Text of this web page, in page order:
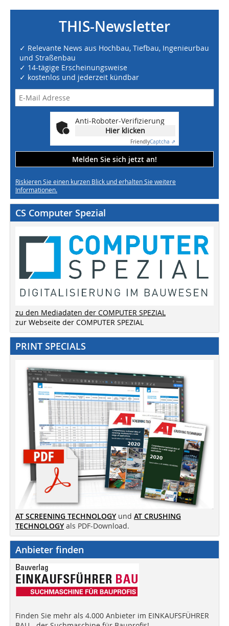
THIS-Newsletter
✓ Relevante News aus Hochbau, Tiefbau, Ingenieurbau
und Straßenbau
✓ 14-tägige Erscheinungsweise
✓ kostenlos und jederzeit kündbar
Anti-Roboter-Verifizierung
Hier klicken
FriendlyCaptcha ⇗
Melden Sie sich jetzt an!
Riskieren Sie einen kurzen Blick und erhalten Sie weitere
Informationen.
CS Computer Spezial
zu den Mediadaten der COMPUTER SPEZIAL
zur Webseite der COMPUTER SPEZIAL
PRINT SPECIALS
AT SCREENING TECHNOLOGY und AT CRUSHING
TECHNOLOGY als PDF-Download.
Anbieter finden
Finden Sie mehr als 4.000 Anbieter im EINKAUFSFÜHRER